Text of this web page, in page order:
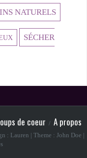
NATURELS
SÉCHER
de coeur A propos
: Lauren | Theme : John Doe |